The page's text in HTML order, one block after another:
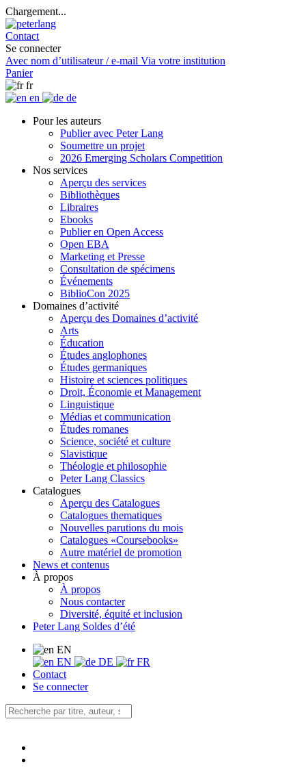
Chargement...
Contact
Se connecter
Avec nom d’utilisateur / e-mail Via votre institution
Panier
fr
en
de
Pour les auteurs
Publier avec Peter Lang
Soumettre un projet
2026 Emerging Scholars Competition
Nos services
Aperçu des services
Bibliothèques
Libraires
Ebooks
Publier en Open Access
Open EBA
Marketing et Presse
Consultation de spécimens
Événements
BiblioCon 2025
Domaines d’activité
Aperçu des Domaines d’activité
Arts
Éducation
Études anglophones
Études germaniques
Histoire et sciences politiques
Droit, Économie et Management
Linguistique
Médias et communication
Études romanes
Science, société et culture
Slavistique
Théologie et philosophie
Peter Lang Classics
Catalogues
Aperçu des Catalogues
Catalogues thematiques
Nouvelles parutions du mois
Catalogues «Coursebooks»
Autre matériel de promotion
News et contenus
À propos
À propos
Nous contacter
Diversité, équité et inclusion
Peter Lang Soldes d’été
EN
EN
DE
FR
Contact
Se connecter